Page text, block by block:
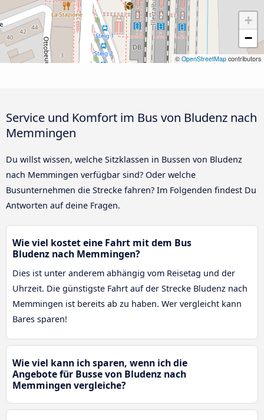
+
−
© OpenStreetMap contributors
Service und Komfort im Bus von Bludenz nach
Memmingen
Du willst wissen, welche Sitzklassen in Bussen von Bludenz
nach Memmingen verfügbar sind? Oder welche
Busunternehmen die Strecke fahren? Im Folgenden findest Du
Antworten auf deine Fragen.
Wie viel kostet eine Fahrt mit dem Bus
Bludenz nach Memmingen?
Dies ist unter anderem abhängig vom Reisetag und der
Uhrzeit. Die günstigste Fahrt auf der Strecke Bludenz nach
Memmingen ist bereits ab zu haben. Wer vergleicht kann
Bares sparen!
Wie viel kann ich sparen, wenn ich die
Angebote für Busse von Bludenz nach
Memmingen vergleiche?